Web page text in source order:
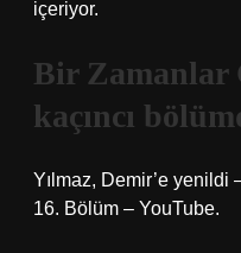
içeriyor.
Bir Zamanlar
kaçıncı
Yılmaz, Demir’e yenildi
16. Bölüm – YouTube.